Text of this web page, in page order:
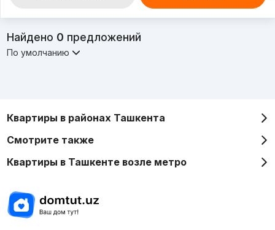
Найдено 0 предложений
По умолчанию
Квартиры в районах Ташкента
Смотрите также
Квартиры в Ташкенте возле метро